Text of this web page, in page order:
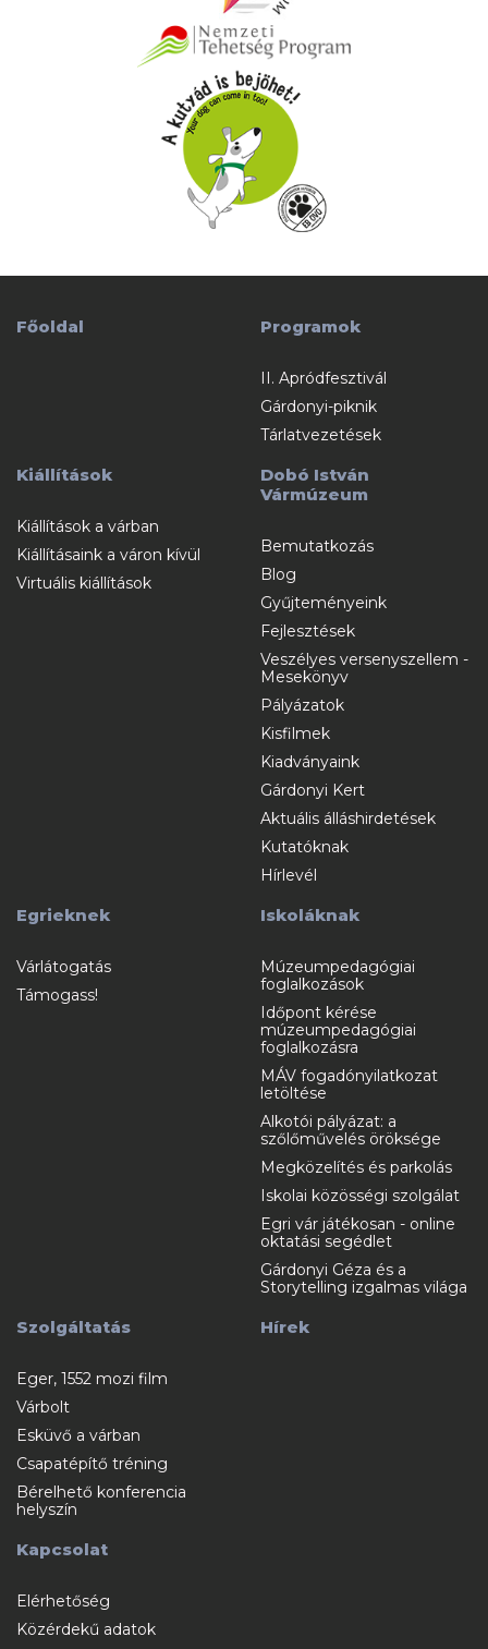
Főoldal Programok
II. Apródfesztivál
Gárdonyi-piknik
Tárlatvezetések
Kiállítások
Kiállítások a várban
Kiállításaink a váron kívül
Virtuális kiállítások
Dobó István
Vármúzeum
Bemutatkozás
Blog
Gyűjteményeink
Fejlesztések
Veszélyes versenyszellem -
Mesekönyv
Pályázatok
Kisfilmek
Kiadványaink
Gárdonyi Kert
Aktuális álláshirdetések
Kutatóknak
Hírlevél
Egrieknek
Várlátogatás
Támogass!
Iskoláknak
Múzeumpedagógiai
foglalkozások
Időpont kérése
múzeumpedagógiai
foglalkozásra
MÁV fogadónyilatkozat
letöltése
Alkotói pályázat: a
szőlőművelés öröksége
Megközelítés és parkolás
Iskolai közösségi szolgálat
Egri vár játékosan - online
oktatási segédlet
Gárdonyi Géza és a
Storytelling izgalmas világa
Szolgáltatás
Eger, 1552 mozi film
Várbolt
Esküvő a várban
Csapatépítő tréning
Bérelhető konferencia
helyszín
Hírek
Kapcsolat
Elérhetőség
Közérdekű adatok